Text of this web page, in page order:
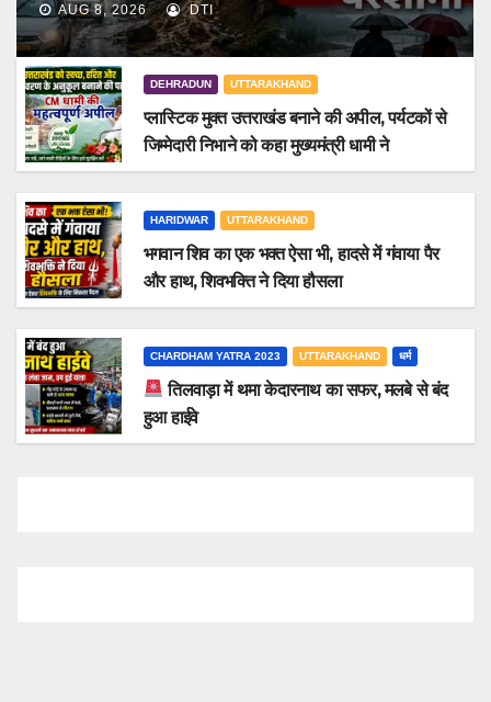
AUG 8, 2026 DTI
DEHRADUN UTTARAKHAND
प्लास्टिक मुक्त उत्तराखंड बनाने की अपील, पर्यटकों से
जिम्मेदारी निभाने को कहा मुख्यमंत्री धामी ने
HARIDWAR UTTARAKHAND
भगवान शिव का एक भक्त ऐसा भी, हादसे में गंवाया पैर
और हाथ, शिवभक्ति ने दिया हौसला
CHARDHAM YATRA 2023 UTTARAKHAND धर्म
तिलवाड़ा में थमा केदारनाथ का सफर, मलबे से बंद
हुआ हाईवे